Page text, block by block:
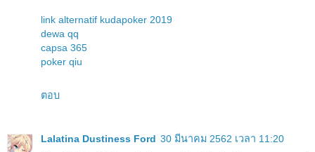
link alternatif kudapoker 2019
dewa qq
capsa 365
poker qiu
ตอบ
Lalatina Dustiness Ford 30 มีนาคม 2562 เวลา 11:20